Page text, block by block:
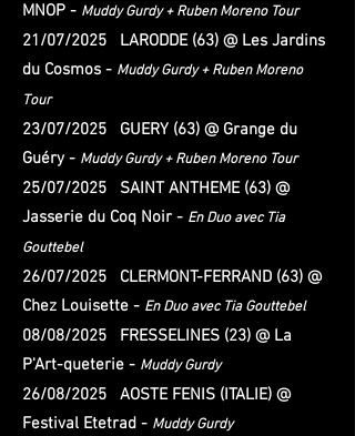
MNOP - Muddy Gurdy + Ruben Moreno Tour
21/07/2025 LARODDE (63) @ Les Jardins
du Cosmos - Muddy Gurdy + Ruben Moreno
Tour
23/07/2025 GUERY (63) @ Grange du
Guéry - Muddy Gurdy + Ruben Moreno Tour
25/07/2025 SAINT ANTHEME (63) @
Jasserie du Coq Noir - En Duo avec Tia
Gouttebel
26/07/2025 CLERMONT-FERRAND (63) @
Chez Louisette - En Duo avec Tia Gouttebel
08/08/2025 FRESSELINES (23) @ La
P'Art-queterie - Muddy Gurdy
26/08/2025 AOSTE FENIS (ITALIE) @
Festival Etetrad - Muddy Gurdy